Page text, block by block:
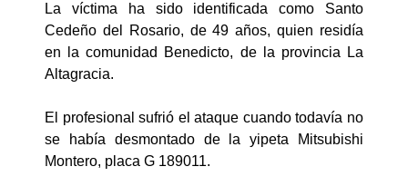
La víctima ha sido identificada como Santo
Cedeño del Rosario, de 49 años, quien residía
en la comunidad Benedicto, de la provincia La
Altagracia.
El profesional sufrió el ataque cuando todavía no
se había desmontado de la yipeta Mitsubishi
Montero, placa G 189011.